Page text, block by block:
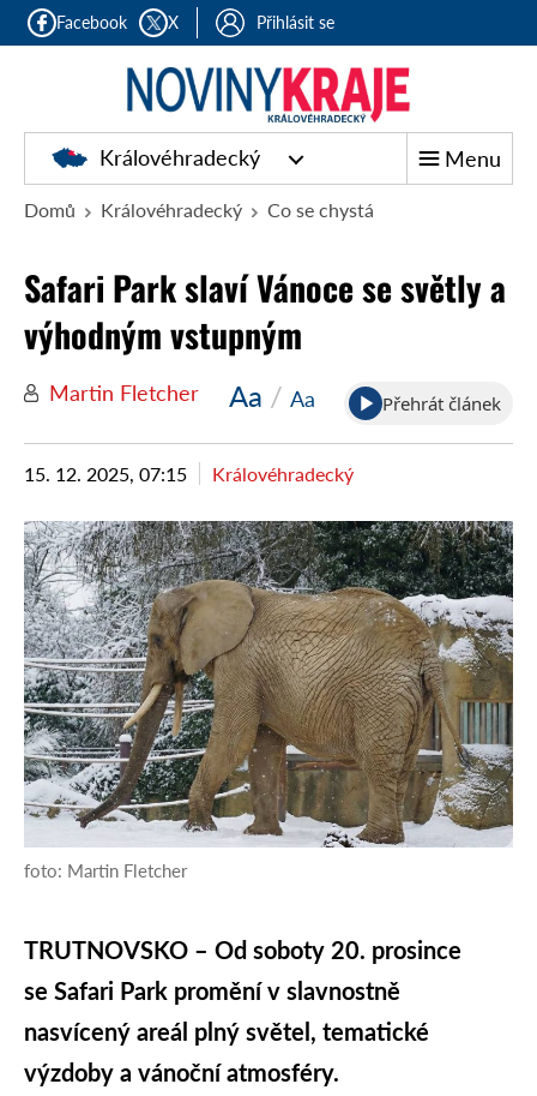
Facebook X Přihlásit se
Královéhradecký Menu
Domů Královéhradecký Co se chystá
Safari Park slaví Vánoce se světly a
výhodným vstupným
Martin Fletcher Aa / Aa Přehrát článek
15. 12. 2025, 07:15 Královéhradecký
foto: Martin Fletcher
TRUTNOVSKO – Od soboty 20. prosince
se Safari Park promění v slavnostně
nasvícený areál plný světel, tematické
výzdoby a vánoční atmosféry.